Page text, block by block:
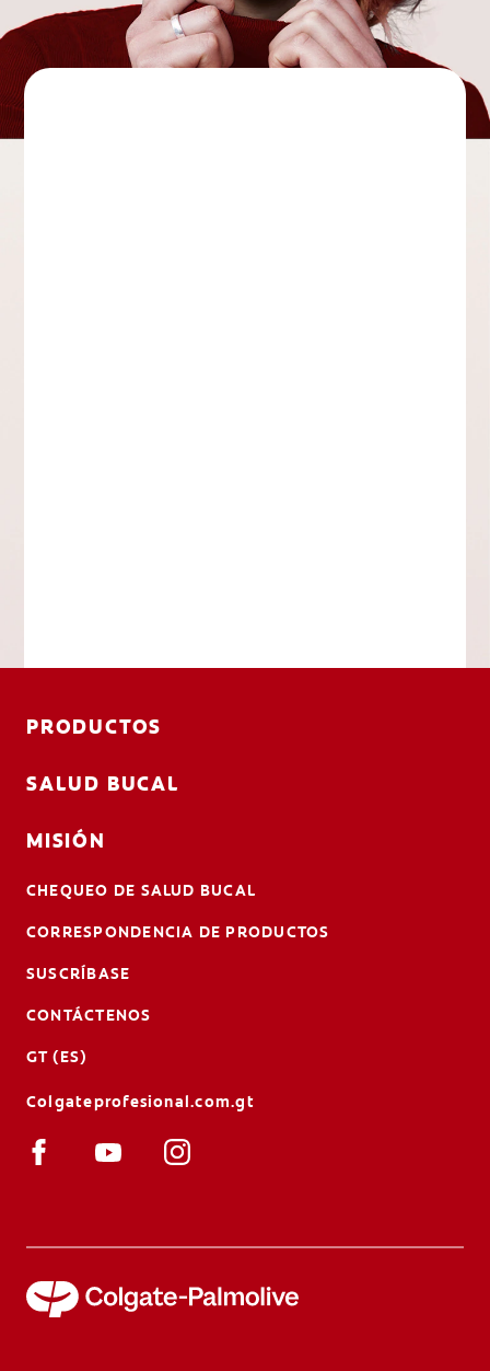
PRODUCTOS
SALUD BUCAL
MISIÓN
CHEQUEO DE SALUD BUCAL
CORRESPONDENCIA DE PRODUCTOS
SUSCRÍBASE
CONTÁCTENOS
GT (ES)
Colgateprofesional.com.gt